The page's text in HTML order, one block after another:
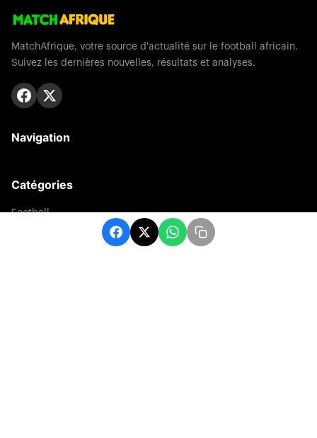
MatchAfrique, votre source d'actualité sur le football africain.
Suivez les dernières nouvelles, résultats et analyses.
Navigation
Catégories
Football